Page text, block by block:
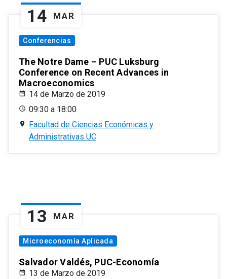
14 MAR
Conferencias
The Notre Dame – PUC Luksburg
Conference on Recent Advances in
Macroeconomics
14 de Marzo de 2019
09:30 a 18:00
Facultad de Ciencias Económicas y
Administrativas UC
13 MAR
Microeconomía Aplicada
Salvador Valdés, PUC-Economía
13 de Marzo de 2019